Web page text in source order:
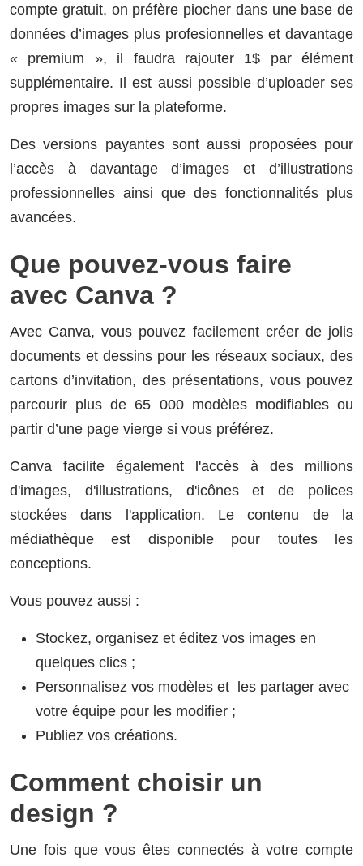
compte gratuit, on préfère piocher dans une base de
données d’images plus profesionnelles et davantage
« premium », il faudra rajouter 1$ par élément
supplémentaire. Il est aussi possible d’uploader ses
propres images sur la plateforme.
Des versions payantes sont aussi proposées pour
l’accès à davantage d’images et d’illustrations
professionnelles ainsi que des fonctionnalités plus
avancées.
Que pouvez-vous faire
avec Canva ?
Avec Canva, vous pouvez facilement créer de jolis
documents et dessins pour les réseaux sociaux, des
cartons d’invitation, des présentations, vous pouvez
parcourir plus de 65 000 modèles modifiables ou
partir d’une page vierge si vous préférez.
Canva facilite également l'accès à des millions
d'images, d'illustrations, d'icônes et de polices
stockées dans l'application. Le contenu de la
médiathèque est disponible pour toutes les
conceptions.
Vous pouvez aussi :
Stockez, organisez et éditez vos images en
quelques clics ;
Personnalisez vos modèles et les partager avec
votre équipe pour les modifier ;
Publiez vos créations.
Comment choisir un
design ?
Une fois que vous êtes connectés à votre compte